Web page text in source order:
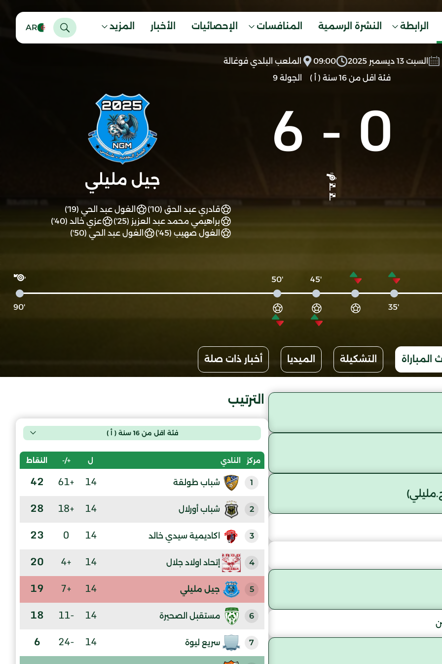
الرابطة النشرة الرسمية المنافسات الإحصائيات الأخبار المزيد AR
السبت 13 ديسمبر 2025 09:00
الملعب البلدي فوغالة
فئة اقل من 16 سنة ( أ )
الجولة 9
0
-
6
جيل مليلي
قادري عبد الحق (10')
الغول عبد الحي (19')
براهيمي محمد عبد العزيز (25')
عزي خالد (40')
الغول صهيب (45')
الغول عبد الحي (50')
'35
'45
'50
'90
المباراة التشكيلة الميديا أخبار ذات صلة
الترتيب
فئة اقل من 16 سنة ( أ )
مركز النادي ل +/- النقاط
1 شباب طولقة 14
+61
42
2 شباب أورلال 14
+18
28
3 اكاديمية سيدي خالد 14
0
23
4 إتحاد اولاد جلال 14
+4
20
5 جيل مليلي 14
+7
19
6 مستقبل الصحيرة 14
-11
18
7 سريع ليوة 14
-24
6